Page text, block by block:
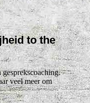
to the
gesprekscoaching.
veel meer om